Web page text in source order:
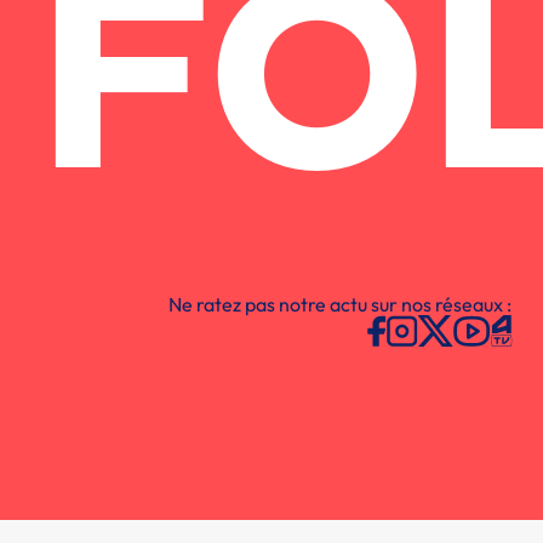
Ne ratez pas notre actu sur nos réseaux :